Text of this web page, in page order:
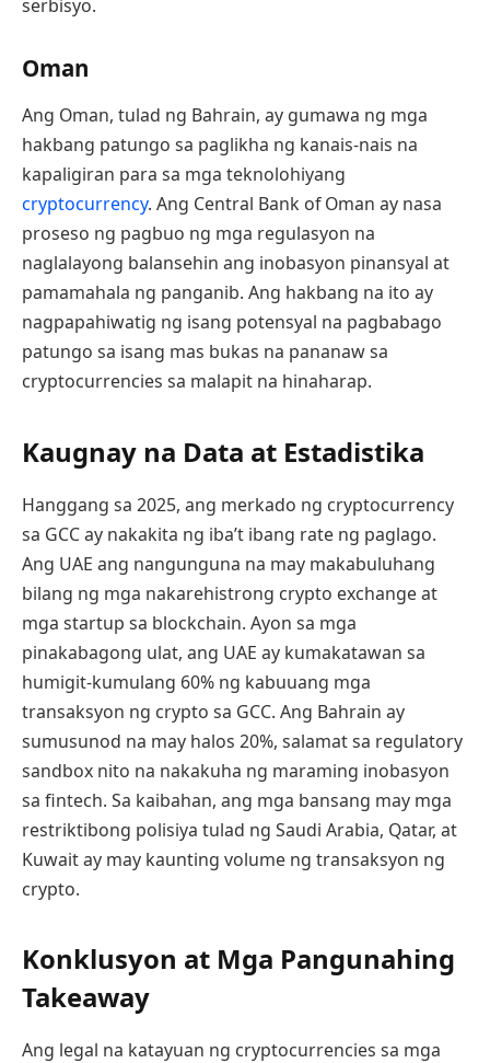
serbisyo.
Oman
Ang Oman, tulad ng Bahrain, ay gumawa ng mga
hakbang patungo sa paglikha ng kanais-nais na
kapaligiran para sa mga teknolohiyang
cryptocurrency. Ang Central Bank of Oman ay nasa
proseso ng pagbuo ng mga regulasyon na
naglalayong balansehin ang inobasyon pinansyal at
pamamahala ng panganib. Ang hakbang na ito ay
nagpapahiwatig ng isang potensyal na pagbabago
patungo sa isang mas bukas na pananaw sa
cryptocurrencies sa malapit na hinaharap.
Kaugnay na Data at Estadistika
Hanggang sa 2025, ang merkado ng cryptocurrency
sa GCC ay nakakita ng iba’t ibang rate ng paglago.
Ang UAE ang nangunguna na may makabuluhang
bilang ng mga nakarehistrong crypto exchange at
mga startup sa blockchain. Ayon sa mga
pinakabagong ulat, ang UAE ay kumakatawan sa
humigit-kumulang 60% ng kabuuang mga
transaksyon ng crypto sa GCC. Ang Bahrain ay
sumusunod na may halos 20%, salamat sa regulatory
sandbox nito na nakakuha ng maraming inobasyon
sa fintech. Sa kaibahan, ang mga bansang may mga
restriktibong polisiya tulad ng Saudi Arabia, Qatar, at
Kuwait ay may kaunting volume ng transaksyon ng
crypto.
Konklusyon at Mga Pangunahing
Takeaway
Ang legal na katayuan ng cryptocurrencies sa mga